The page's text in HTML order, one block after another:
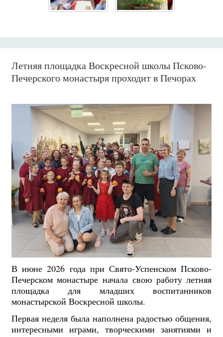
Летняя площадка Воскресной школы Псково-
Печерского монастыря проходит в Печорах
В июне 2026 года при Свято-Успенском Псково-
Печерском монастыре начала свою работу летняя
площадка для младших воспитанников
монастырской Воскресной школы.
Первая неделя была наполнена радостью общения,
интересными играми, творческими занятиями и